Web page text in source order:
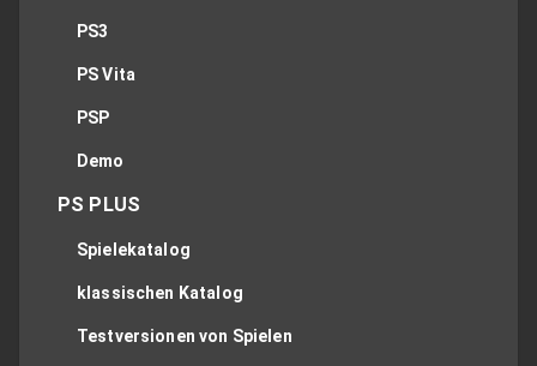
PS3
PS Vita
PSP
Demo
PS PLUS
Spielekatalog
klassischen Katalog
Testversionen von Spielen